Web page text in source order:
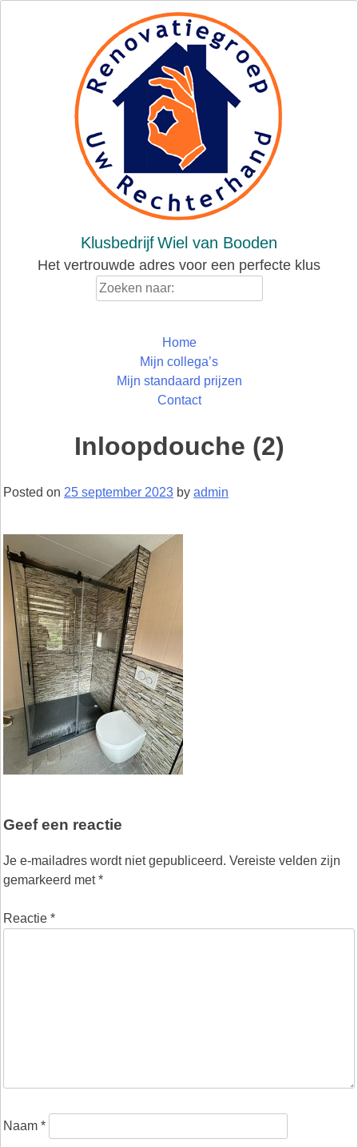
KlusbedrijfWiel van Booden
Het vertrouwde adres voor een perfecte klus
Home
Mijn collega’s
Mijn standaard prijzen
Contact
Inloopdouche (2)
Posted on 25 september 2023 by admin
Geef een reactie
Je e-mailadres wordt niet gepubliceerd. Vereiste velden zijn
gemarkeerd met*
Reactie *
Naam *